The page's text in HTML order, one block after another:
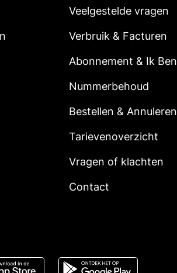
Veelgestelde vragen
Verbruik & Facturen
Abonnement & Ik Ben
Nummerbehoud
Bestellen & Annuleren
Tarievenoverzicht
Vragen of klachten
Contact